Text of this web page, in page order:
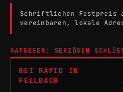
Schriftlichen Festpreis
vereinbaren, lokale
RATGEBER: SERIÖSEN
BEI RAPID IN
FELLBACH